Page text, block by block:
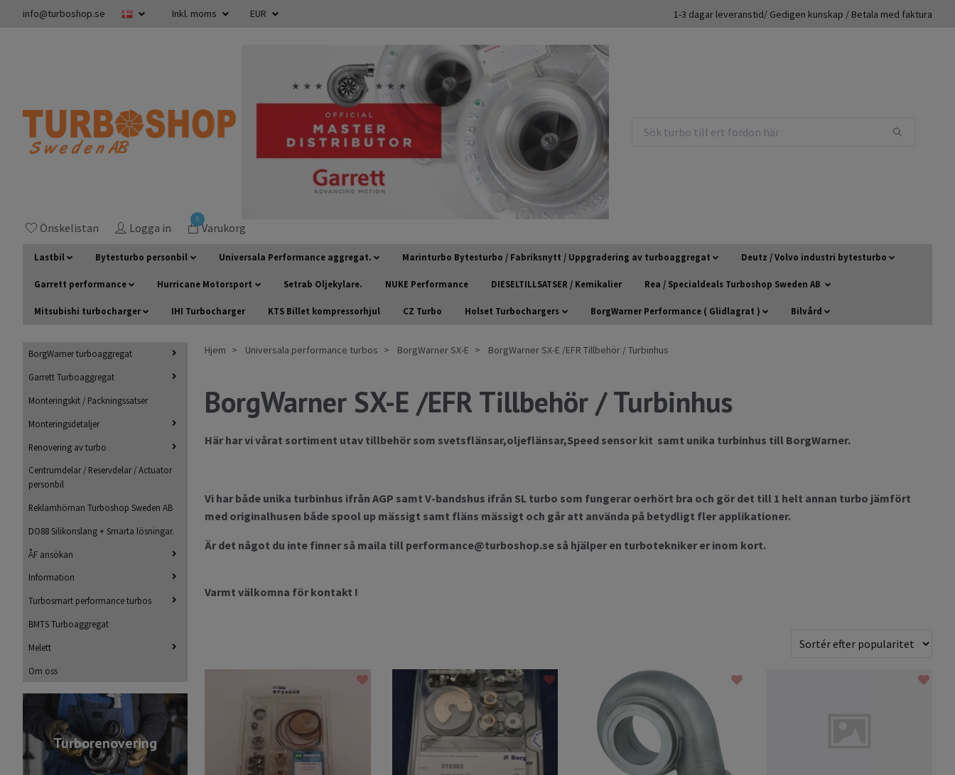
info@turboshop.se Inkl. moms EUR 1-3 dagar leveranstid/ Gedigen kunskap / Betala med faktura
Önskelistan Logga in
0
Varukorg
Lastbil Bytesturbo personbil Universala Performance aggregat. Marinturbo Bytesturbo / Fabriksnytt / Uppgradering av turboaggregat Deutz / Volvo industri bytesturbo
Garrett performance Hurricane Motorsport Setrab Oljekylare. NUKE Performance DIESELTILLSATSER / Kemikalier Rea / Specialdeals Turboshop Sweden AB
Mitsubishi turbocharger IHI Turbocharger KTS Billet kompressorhjul CZ Turbo Holset Turbochargers BorgWarner Performance ( Glidlagrat ) Bilvård
BorgWarner turboaggregat
Garrett Turboaggregat
Monteringskit / Packningssatser
Monteringsdetaljer
Renovering av turbo
Centrumdelar / Reservdelar / Actuator
personbil
Reklamhörnan Turboshop Sweden AB
DO88 Silikonslang + Smarta lösningar.
ÅF ansökan
Information
Turbosmart performance turbos
BMTS Turboaggregat
Melett
Om oss
Turborenovering
Hjem Universala performance turbos BorgWarner SX-E BorgWarner SX-E /EFR Tillbehör / Turbinhus
BorgWarner SX-E /EFR Tillbehör / Turbinhus
Här har vi vårat sortiment utav tillbehör som svetsflänsar,oljeflänsar,Speed sensor kit samt unika turbinhus till BorgWarner.
Vi har både unika turbinhus ifrån AGP samt V-bandshus ifrån SL turbo som fungerar oerhört bra och gör det till 1 helt annan turbo jämfört
med originalhusen både spool up mässigt samt fläns mässigt och går att använda på betydligt fler applikationer.
Är det något du inte finner så maila till performance@turboshop.se så hjälper en turbotekniker er inom kort.
Varmt välkomna för kontakt !